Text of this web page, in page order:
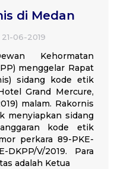
di Medan
21-06-2019
Kehormatan
menggelar Rapat
sidang kode etik
Grand Mercure,
malam. Rakornis
menyiapkan sidang
kode etik
perkara 89-PKE-
DKPP/V/2019. Para
adalah Ketua